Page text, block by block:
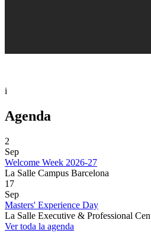
i
Agenda
2
Sep
Welcome Week 2026-27
La Salle Campus Barcelona
17
Sep
Masters' Experience Day
La Salle Executive & Professional
Ver toda la agenda